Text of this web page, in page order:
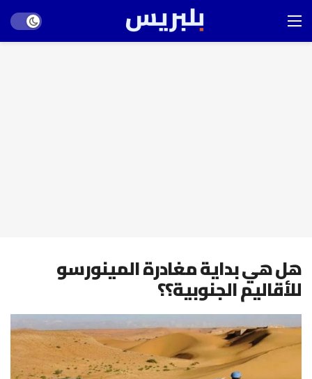
mode
هل هي بداية مغادرة المينورسو
للأقاليم الجنوبية؟؟